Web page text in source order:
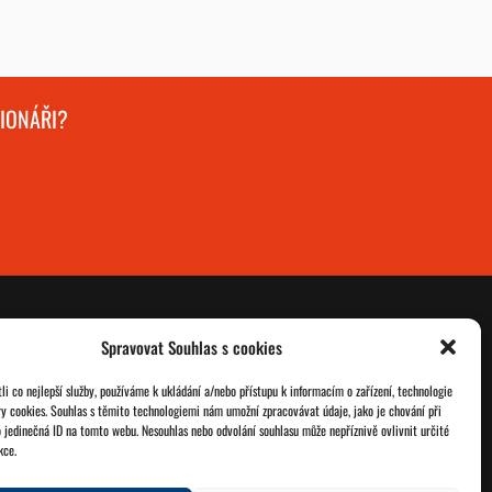
Spravovat Souhlas s cookies
co nejlepší služby, používáme k ukládání a/nebo přístupu k informacím o zařízení, technologie
cookies. Souhlas s těmito technologiemi nám umožní zpracovávat údaje, jako je chování při
jedinečná ID na tomto webu. Nesouhlas nebo odvolání souhlasu může nepříznivě ovlivnit určité
O nás
Jednoty ČSOL
Databáze legionářů
Pro členy